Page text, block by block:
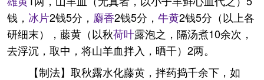
钱， 冰片2钱5分， 麝香2钱5分， 牛黄2钱5分（以上各
研细末），藤黄（以秋荷叶露泡之，隔汤煮10余次，
去浮沉，取中，将山羊血拌入，晒干）2两。
【制法】取秋露水化藤黄，拌药捣千余下，如